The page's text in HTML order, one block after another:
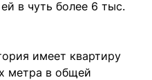
в чуть более 6 тыс.
имеет квартиру
метра в общей